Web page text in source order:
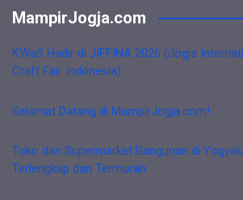
MampirJogja.com
KWaS Hadir di JIFFINA 2026 (Jogja
Craft Fair Indonesia)
Selamat Datang di MampirJogja.com!
Toko dan Supermarket Bangunan di
Terlengkap dan Termurah